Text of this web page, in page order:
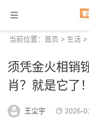
当前位置： 首页 > 生活 >
须凭金火相销
肖？就是它了！
王尘宇 2026-